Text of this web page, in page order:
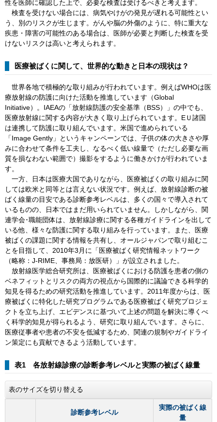
性を医師に確認した上で、必要な検査は受けるべきと考えます。
検査を受けない場合には、病気やけがの発見が遅れる可能性とい
う、別のリスクが生じます。がんや脳の外傷のように、特に重大な
疾患・障害の可能性のある場合は、医師が必要と判断した検査を受
けないリスクは高いと考えられます。
医療被ばくに関して、世界的な動きと日本の現状は？
世界各地で積極的な取り組みが行われています。例えばWHOは医
療放射線の防護に向けた活動を推進しています（Global
Initiative）。IAEAの「放射線防護の安全基準（BSS）」の中でも、
医療放射線に関する内容が大きく取り上げられています。EＵ諸国
は連携して防護に取り組んでいます。米国で進められている
「Image Gently」というキャンペーンでは、子供の体の大きさや厚
みに合わせて条件を工夫し、なるべく低い線量で（ただし必要な画
質を損なわない範囲で）撮影をするように働きかけが行われていま
す。
一方、日本は医療大国でありながら、医療被ばくの取り組みに関
しては欧米と同等とは言えない状況です。例えば、放射線診断の被
ばく線量の目安である診断参考レベルは、多くの国々で導入されて
いるものの、日本ではまだ用いられていません。しかしながら、関
連学会･職能団体は、放射線診療に関する各種ガイドラインを出して
いる他、様々な防護に関する取り組みを行っています。また、医療
被ばくの課題に関する情報を共有し、オールジャパンで取り組むこ
とを目指して、2010年3月に「医療被ばく研究情報ネットワーク
（略称：J-RIME、事務局：放医研）」が設立されました。
放射線医学総合研究所は、医療被ばくにおける防護を患者の側の
ベネフィットとリスクの両方の視点から国際的に議論できる科学的
知見を得るための研究活動を推進しています。2011年度からは、医
療被ばくに特化した研究プログラムである医療被ばく研究プロジェ
クトを立ち上げ、エビデンスに基づいて上述の問題を解決に導くべ
く科学的知見が得られるよう、研究に取り組んでいます。さらに、
医療従事者や患者の不安を低減するため、関連の規制やガイドライ
ン策定にも貢献できるよう活動しています。
表1 各放射線診療の診断参考レベルと実際の被ばく線量
表のサイズを切り替える
診断参考レベル
実際の被ばく線
量